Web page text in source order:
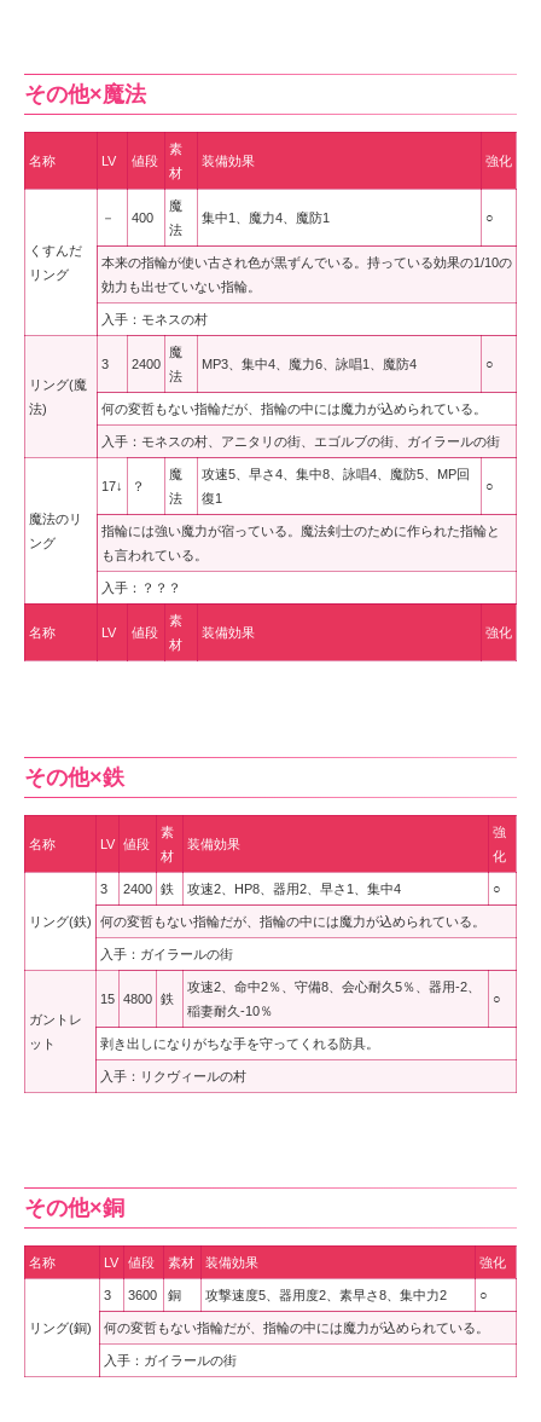
その他×魔法
名称 LV 値段
素
材
装備効果 強化
くすんだ
リング
－ 400
魔
法
集中1、魔力4、魔防1 ○
本来の指輪が使い古され色が黒ずんでいる。持っている効果の1/10の
効力も出せていない指輪。
入手：モネスの村
リング(魔
法)
3 2400
魔
法
MP3、集中4、魔力6、詠唱1、魔防4 ○
何の変哲もない指輪だが、指輪の中には魔力が込められている。
入手：モネスの村、アニタリの街、エゴルブの街、ガイラールの街
魔法のリ
ング
17↓ ？
魔
法
攻速5、早さ4、集中8、詠唱4、魔防5、MP回
復1
○
指輪には強い魔力が宿っている。魔法剣士のために作られた指輪と
も言われている。
入手：？？？
名称 LV 値段
素
材
装備効果 強化
その他×鉄
名称 LV 値段
素
材
装備効果
強
化
リング(鉄)
3 2400 鉄 攻速2、HP8、器用2、早さ1、集中4 ○
何の変哲もない指輪だが、指輪の中には魔力が込められている。
入手：ガイラールの街
ガントレ
ット
15 4800 鉄
攻速2、命中2％、守備8、会心耐久5％、器用-2、
稲妻耐久-10％
○
剥き出しになりがちな手を守ってくれる防具。
入手：リクヴィールの村
その他×銅
名称 LV 値段 素材 装備効果 強化
リング(銅)
3 3600 銅 攻撃速度5、器用度2、素早さ8、集中力2 ○
何の変哲もない指輪だが、指輪の中には魔力が込められている。
入手：ガイラールの街